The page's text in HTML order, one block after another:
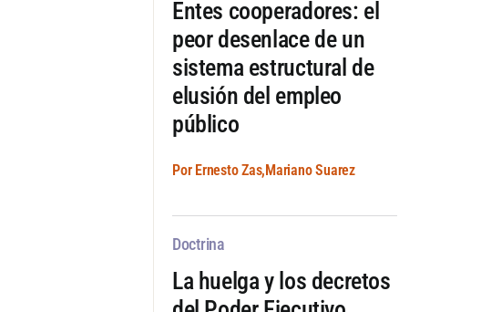
Entes cooperadores: el
peor desenlace de un
sistema estructural de
elusión del empleo
público
Por Ernesto Zas,Mariano Suarez
Doctrina
La huelga y los decretos